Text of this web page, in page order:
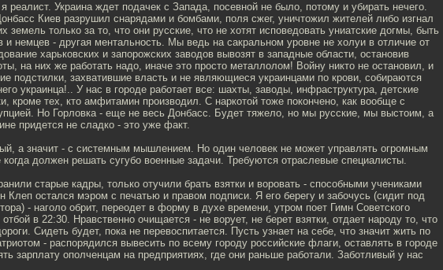
реалист. Украина ждет подачек с Запада, посевной не было, потому и убирать нечего.
Киев разрушил снарядами и бомбами, поля сжег, уничтожил жителей либо изгнал
земель только за то, что они русские, что не хотят исповедовать униатские догмы, быть
и немцев - другая ментальность. Мы ведь на сакральном уровне не холуи в отличие от
харьковских и запорожских заводов вывозят в западные области, остановив
на них же работать надо, иначе это просто металлолом! Войну никто не остановил, и
подстилки, захватившие власть и не являющиеся украинцами по крови, собираются
украинца!.. У нас в городе работает все: шахты, заводы, инфраструктура, детские
кроме тех, кто амфитамин производил. С наркотой тоже покончено, как вообще с
Но Горловка - еще не весь Донбасс. Будет тяжело, но мы русские, мы выстоим, а
придется не сладко - это уже факт.
а значит - с системным мышлением. Но один человек не может управлять огромным
должен решать сугубо военные задачи. Требуются отраслевые специалисты.
старые кадры, только отучили брать взятки и воровать - способными учениками
Клеп остался мэром с печатью и правом подписи. Я его берегу и забочусь (сидит под
- наголо обрит, переодет в форму в духе времени, утром поет Гимн Советского
в 22:30. Нравственно очищается - не ворует, не берет взятки, отдает народу то, что
Сидеть будет, пока не перевоспитается. Пусть узнает на себе, что значит жить по
- распорядился вывесить по всему городу российские флаги, оставлять в городе
зарплату ополченцам на предприятиях, где они раньше работали. Заботливый у нас